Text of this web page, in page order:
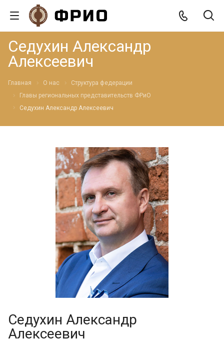
Седухин Александр
Алексеевич
Главная О нас
Структура федерации
Главы региональных представительств ФРиО
Седухин Александр Алексеевич
Седухин Александр
Алексеевич